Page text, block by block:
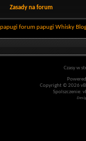
Zasady na forum
papugi forum papugi Whisky
Czasy w
Copyright © 2026
Spolszczenie: